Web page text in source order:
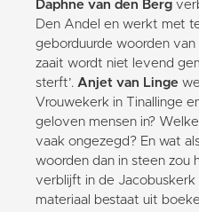
Daphne van den Berg
Den Andel en werkt met
geborduurde woorden van
zaait wordt niet levend
sterft’. Anjet van Linge
Vrouwekerk in Tinallinge
geloven mensen in?
vaak ongezegd? En wat
woorden dan in steen zou
verblijft in de Jacobuskerk
materiaal bestaat uit